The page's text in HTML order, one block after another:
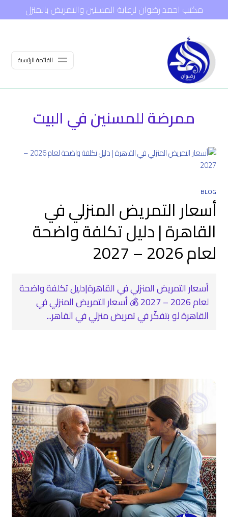
مكتب احمد رضوان لرعاية المسنين والتمريض بالمنزل
القائمة الرئيسية
ممرضة للمسنين في البيت
BLOG
أسعار التمريض المنزلي في
القاهرة | دليل تكلفة واضحة
لعام 2026 – 2027
أسعار التمريض المنزلي في القاهرة|دليل تكلفة واضحة
لعام 2026 – 2027 💰 أسعار التمريض المنزلي في
القاهرة لو بتفكّر في تمريض منزلي في القاهر...